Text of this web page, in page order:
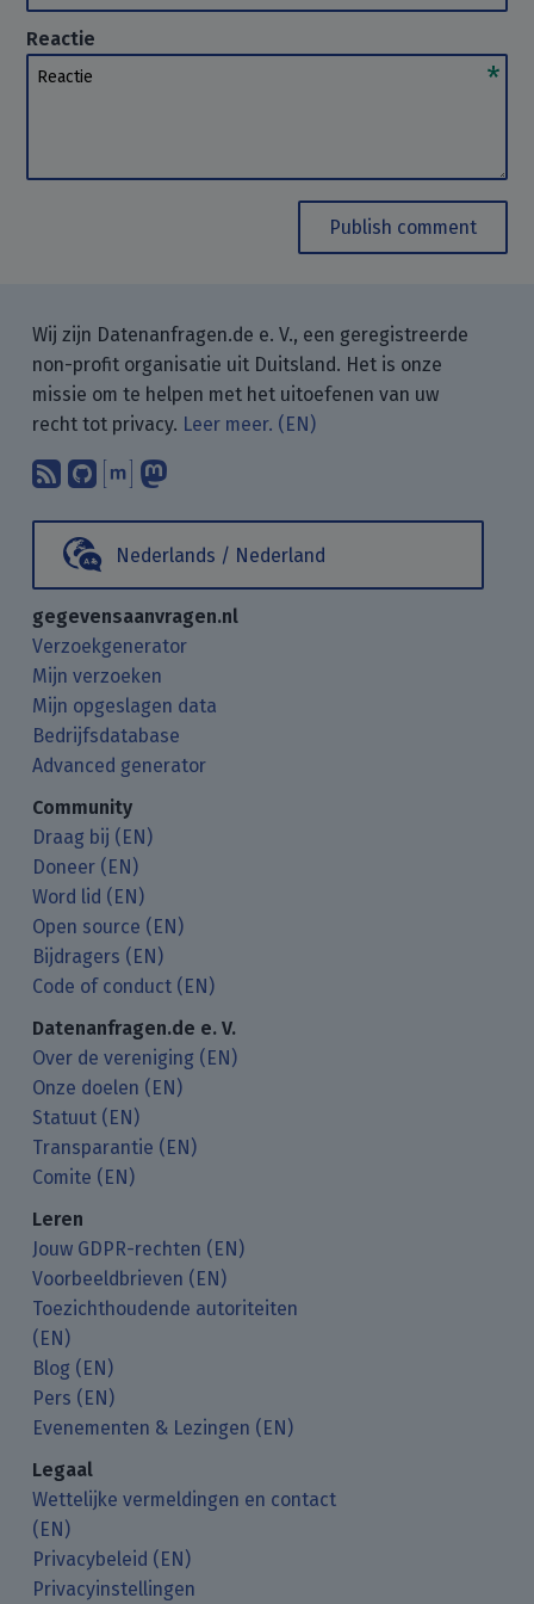
Reactie
Reactie
Publish comment
Wij zijn Datenanfragen.de e. V., een geregistreerde
non-profit organisatie uit Duitsland. Het is onze
missie om te helpen met het uitoefenen van uw
recht tot privacy. Leer meer. (EN)
Abonneer op onze blogposts met
Vind ons op GitHub.
Praat met ons via Matrix.
Nederlands / Nederland
gegevensaanvragen.nl
Verzoekgenerator
Mijn verzoeken
Mijn opgeslagen data
Bedrijfsdatabase
Advanced generator
Community
Draag bij (EN)
Doneer (EN)
Word lid (EN)
Open source (EN)
Bijdragers (EN)
Code of conduct (EN)
Datenanfragen.de e. V.
Over de vereniging (EN)
Onze doelen (EN)
Statuut (EN)
Transparantie (EN)
Comite (EN)
Leren
Jouw GDPR-rechten (EN)
Voorbeeldbrieven (EN)
Toezichthoudende autoriteiten
(EN)
Blog (EN)
Pers (EN)
Evenementen & Lezingen (EN)
Legaal
Wettelijke vermeldingen en contact
(EN)
Privacybeleid (EN)
Privacyinstellingen